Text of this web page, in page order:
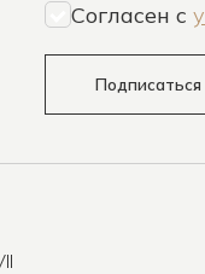
Согласен c